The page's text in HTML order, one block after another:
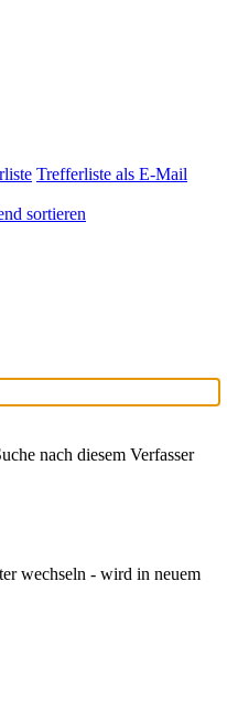
Trefferliste als E-Mail
sortieren
nach diesem Verfasser
wechseln - wird in neuem